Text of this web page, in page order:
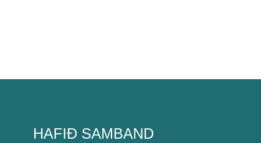
HAFIÐ SAMBAND